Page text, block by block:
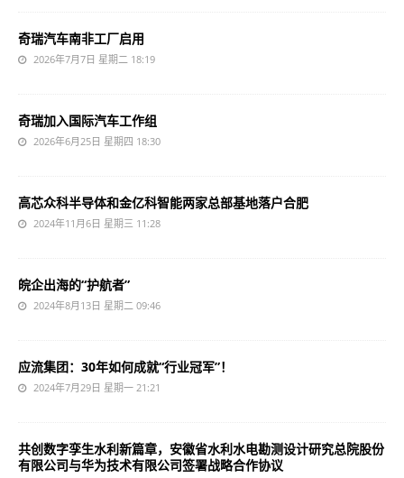
奇瑞汽车南非工厂启用
2026年7月7日 星期二 18:19
奇瑞加入国际汽车工作组
2026年6月25日 星期四 18:30
高芯众科半导体和金亿科智能两家总部基地落户合肥
2024年11月6日 星期三 11:28
皖企出海的“护航者”
2024年8月13日 星期二 09:46
应流集团：30年如何成就“行业冠军”！
2024年7月29日 星期一 21:21
共创数字孪生水利新篇章，安徽省水利水电勘测设计研究总院股份
有限公司与华为技术有限公司签署战略合作协议